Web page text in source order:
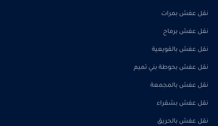
نقل عفش بمرات
نقل عفش برماح
نقل عفش بالقويعية
نقل عفش بحوطة بني تميم
نقل عفش بالمجمعة
نقل عفش بشقراء
نقل عفش بالحريق